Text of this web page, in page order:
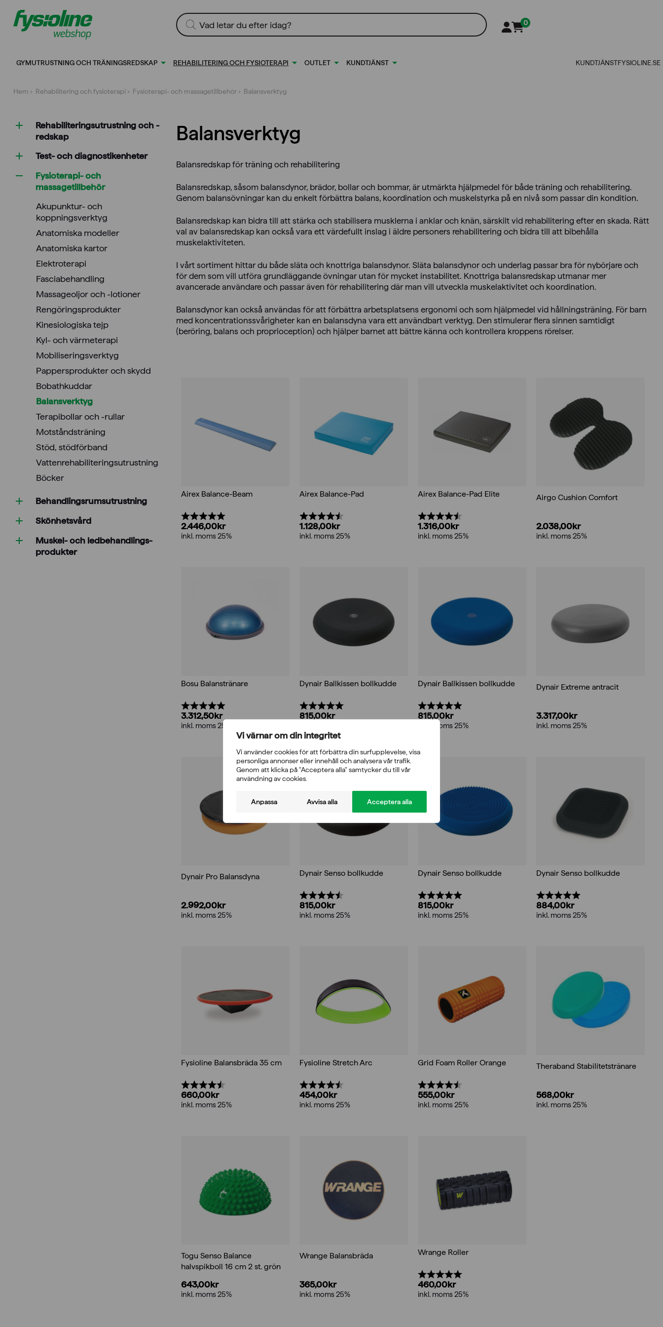
Vi värnar om din integritet
Vi använder cookies för att förbättra din surfupplevelse, visa
personliga annonser eller innehåll och analysera vår trafik.
Genom att klicka på "Acceptera alla" samtycker du till vår
användning av cookies.
Anpassa Avvisa alla Acceptera alla
innehållet
Produktsökning
0
GYMUTRUSTNING OCH TRÄNINGSREDSKAP REHABILITERING OCH FYSIOTERAPI OUTLET KUNDTJÄNST KUNDTJÄNSTFYSIOLINE.SE
Hem › Rehabilitering och fysioterapi › Fysioterapi- och massagetillbehör › Balansverktyg
Rehabiliterings­utrustning och -
redskap
Test- och diagnostikenheter
Fysioterapi- och
massagetillbehör
Akupunktur- och
koppningsverktyg
Anatomiska modeller
Anatomiska kartor
Elektroterapi
Fasciabehandling
Massageoljor och -lotioner
Rengöringsprodukter
Kinesiologiska tejp
Kyl- och värmeterapi
Mobiliseringsverktyg
Pappersprodukter och skydd
Bobathkuddar
Balansverktyg
Terapibollar och -rullar
Motståndsträning
Stöd, stödförband
Vattenrehabiliteringsutrustning
Böcker
Behandlings­rumsutrustning
Skönhetsvård
Muskel- och ledbehandlings­
produkter
Balansverktyg
Balansredskap för träning och rehabilitering
Balansredskap, såsom balansdynor, brädor, bollar och bommar, är utmärkta hjälpmedel för både träning och rehabilitering.
Genom balansövningar kan du enkelt förbättra balans, koordination och muskelstyrka på en nivå som passar din kondition.
Balansredskap kan bidra till att stärka och stabilisera musklerna i anklar och knän, särskilt vid rehabilitering efter en skada. Rätt
val av balansredskap kan också vara ett värdefullt inslag i äldre personers rehabilitering och bidra till att bibehålla
muskelaktiviteten.
I vårt sortiment hittar du både släta och knottriga balansdynor. Släta balansdynor och underlag passar bra för nybörjare och
för dem som vill utföra grundläggande övningar utan för mycket instabilitet. Knottriga balansredskap utmanar mer
avancerade användare och passar även för rehabilitering där man vill utveckla muskelaktivitet och koordination.
Balansdynor kan också användas för att förbättra arbetsplatsens ergonomi och som hjälpmedel vid hållningsträning. För barn
med koncentrationssvårigheter kan en balansdyna vara ett användbart verktyg. Den stimulerar flera sinnen samtidigt
(beröring, balans och proprioception) och hjälper barnet att bättre känna och kontrollera kroppens rörelser.
Airex Balance-Beam
Betyg: 5.0 utav 5 stjärnor
2.446,00kr
inkl. moms 25%
Airex Balance-Pad
Betyg:
1.128,00kr
inkl. moms 25%
Airex Balance-Pad Elite
Betyg:
1.316,00kr
inkl. moms 25%
Airgo Cushion Comfort
2.038,00kr
inkl. moms 25%
Bosu Balanstränare
Betyg: 5.0 utav 5 stjärnor
3.312,50kr
inkl. moms 25%
Dynair Ballkissen bollkudde
Betyg: 5.0 utav 5 stjärnor
815,00kr
Dynair Ballkissen bollkudde
Betyg: 5.0 utav 5 stjärnor
815,00kr
inkl. moms 25%
Dynair Extreme antracit
3.317,00kr
inkl. moms 25%
Dynair Pro Balansdyna
2.992,00kr
inkl. moms 25%
Dynair Senso bollkudde
Betyg:
815,00kr
inkl. moms 25%
Dynair Senso bollkudde
Betyg: 5.0 utav 5 stjärnor
815,00kr
inkl. moms 25%
Dynair Senso bollkudde
Betyg: 5.0 utav 5 stjärnor
884,00kr
inkl. moms 25%
Fysioline Balansbräda 35 cm
Betyg:
660,00kr
inkl. moms 25%
Fysioline Stretch Arc
Betyg:
454,00kr
inkl. moms 25%
Grid Foam Roller Orange
Betyg:
555,00kr
inkl. moms 25%
Theraband Stabilitetstränare
568,00kr
inkl. moms 25%
Togu Senso Balance
halvspikboll 16 cm 2 st. grön
643,00kr
inkl. moms 25%
Wrange Balansbräda
365,00kr
inkl. moms 25%
Wrange Roller
Betyg: 5.0 utav 5 stjärnor
460,00kr
inkl. moms 25%